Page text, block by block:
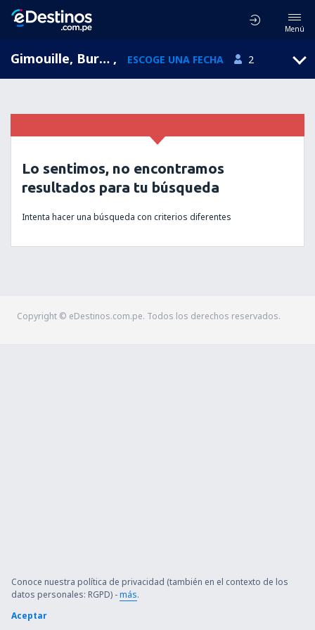
Menú
Gimouille, Burgundy, Francia , ESCOGE UNA FECHA 2
Lo sentimos, no encontramos
resultados para tu búsqueda
Intenta hacer una búsqueda con criterios diferentes
Copyright © eDestinos.com.pe. Todos los derechos reservados.
Conoce nuestra política de privacidad (también en el contexto de los
datos personales: RGPD) -más.
Aceptar